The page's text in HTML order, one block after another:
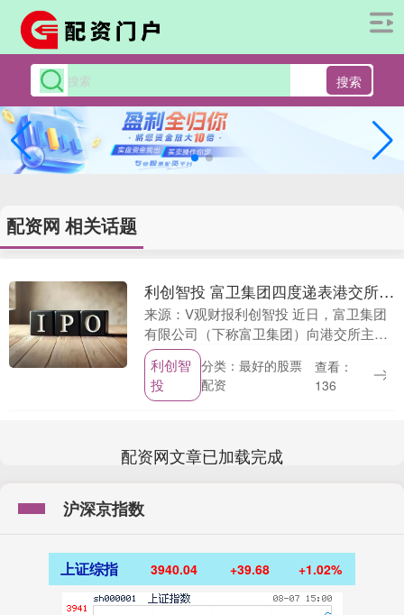
搜索
配资网 相关话题
利创智投 富卫集团四度递表港交所，中国内地客户新业务销售额3年增6倍
来源：V观财报利创智投 近日，富卫集团
有限公司（下称富卫集团）向港交所主板
递交上市申请，摩根士丹利和高盛担任联
席保荐人。 2024年扭亏为盈 这已是富卫
集团第四....
利创智
投
分类：最好的股票
配资
查看：
136
配资网文章已加载完成
沪深京指数
上证综指 3940.04 +39.68 +1.02%